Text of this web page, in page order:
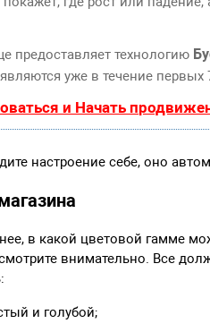
предоставляет технологию
уже в течение первых
и Начать
настроение себе, оно
в какой цветовой гамме
внимательно. Все
и голубой;